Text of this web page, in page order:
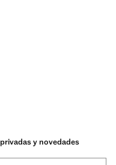
y novedades